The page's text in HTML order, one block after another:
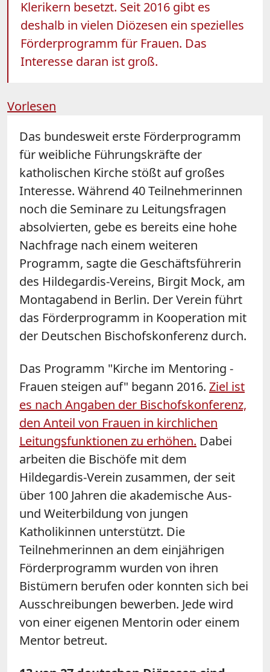
Klerikern besetzt. Seit 2016 gibt es
deshalb in vielen Diözesen ein spezielles
Förderprogramm für Frauen. Das
Interesse daran ist groß.
Vorlesen
Das bundesweit erste Förderprogramm
für weibliche Führungskräfte der
katholischen Kirche stößt auf großes
Interesse. Während 40 Teilnehmerinnen
noch die Seminare zu Leitungsfragen
absolvierten, gebe es bereits eine hohe
Nachfrage nach einem weiteren
Programm, sagte die Geschäftsführerin
des Hildegardis-Vereins, Birgit Mock, am
Montagabend in Berlin. Der Verein führt
das Förderprogramm in Kooperation mit
der Deutschen Bischofskonferenz durch.
Das Programm "Kirche im Mentoring -
Frauen steigen auf" begann 2016. Ziel ist
es nach Angaben der Bischofskonferenz,
den Anteil von Frauen in kirchlichen
Leitungsfunktionen zu erhöhen. Dabei
arbeiten die Bischöfe mit dem
Hildegardis-Verein zusammen, der seit
über 100 Jahren die akademische Aus-
und Weiterbildung von jungen
Katholikinnen unterstützt. Die
Teilnehmerinnen an dem einjährigen
Förderprogramm wurden von ihren
Bistümern berufen oder konnten sich bei
Ausschreibungen bewerben. Jede wird
von einer eigenen Mentorin oder einem
Mentor betreut.